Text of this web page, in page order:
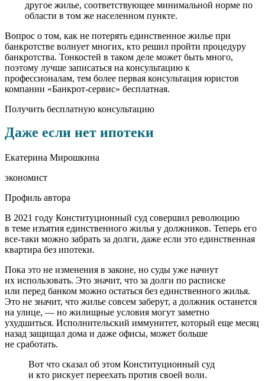
другое жилье, соответствующее минимальной норме по
области в том же населенном пункте.
Вопрос о том, как не потерять единственное жилье при
банкротстве волнует многих, кто решил пройти процедуру
банкротства. Тонкостей в таком деле может быть много,
поэтому лучше записаться на консультацию к
профессионалам, тем более первая консультация юристов
компании «Банкрот-сервис» бесплатная.
Получить бесплатную консультацию
Даже если нет ипотеки
Екатерина Мирошкина
экономист
Профиль автора
В 2021 году Конституционный суд совершил революцию
в теме изъятия единственного жилья у должников. Теперь его
все-таки можно забрать за долги, даже если это единственная
квартира без ипотеки.
Пока это не изменения в законе, но суды уже начнут
их использовать. Это значит, что за долги по расписке
или перед банком можно остаться без единственного жилья.
Это не значит, что жилье совсем заберут, а должник останется
на улице, — но жилищные условия могут заметно
ухудшиться. Исполнительский иммунитет, который еще месяц
назад защищал дома и даже офисы, может больше
не сработать.
Вот что сказал об этом Конституционный суд
и кто рискует переехать против своей воли.